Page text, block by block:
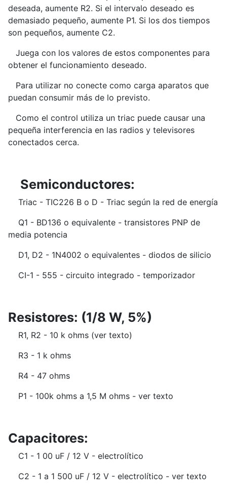
deseada, aumente R2. Si el intervalo deseado es
demasiado pequeño, aumente P1. Si los dos tiempos
son pequeños, aumente C2.
Juega con los valores de estos componentes para
obtener el funcionamiento deseado.
Para utilizar no conecte como carga aparatos que
puedan consumir más de lo previsto.
Como el control utiliza un triac puede causar una
pequeña interferencia en las radios y televisores
conectados cerca.
Semiconductores:
Triac - TIC226 B o D - Triac según la red de energía
Q1 - BD136 o equivalente - transistores PNP de
media potencia
D1, D2 - 1N4002 o equivalentes - diodos de silicio
CI-1 - 555 - circuito integrado - temporizador
Resistores: (1/8 W, 5%)
R1, R2 - 10 k ohms (ver texto)
R3 - 1 k ohms
R4 - 47 ohms
P1 - 100k ohms a 1,5 M ohms - ver texto
Capacitores:
C1 - 1 00 uF / 12 V - electrolítico
C2 - 1 a 1 500 uF / 12 V - electrolítico - ver texto